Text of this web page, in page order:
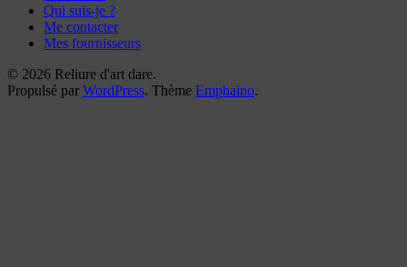
Qui suis-je ?
Me contacter
Mes fournisseurs
© 2026 Reliure d'art dare.
Propulsé par WordPress. Thème Emphaino.